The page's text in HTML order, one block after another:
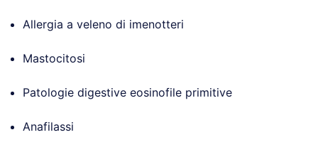
Allergia a veleno di imenotteri
Mastocitosi
Patologie digestive eosinofile primitive
Anafilassi